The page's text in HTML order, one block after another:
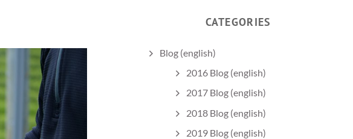
CATEGORIES
Blog (english)
2016 Blog (english)
2017 Blog (english)
2018 Blog (english)
2019 Blog (english)